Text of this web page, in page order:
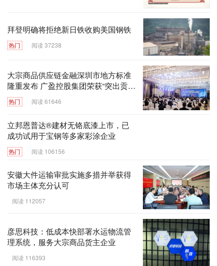
拜登明确将拒绝新日铁收购美国钢铁
热门 阅读 37238
大宗商品供应链金融深圳市地方标准
隆重发布 广盈控股集团荣获“突出贡献
奖”
热门 阅读 61646
立邦恩普达®建材无铬底漆上市，已
成功试用于宝钢等多家彩涂企业
热门 阅读 106156
安徽大件运输审批实施多措并举获得
市场主体充分认可
阅读 112057
彦思科技：低成本快部署水运物流管
理系统，服务大宗商品货主企业
阅读 116393